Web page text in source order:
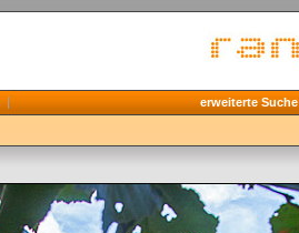
erweiterte Suche